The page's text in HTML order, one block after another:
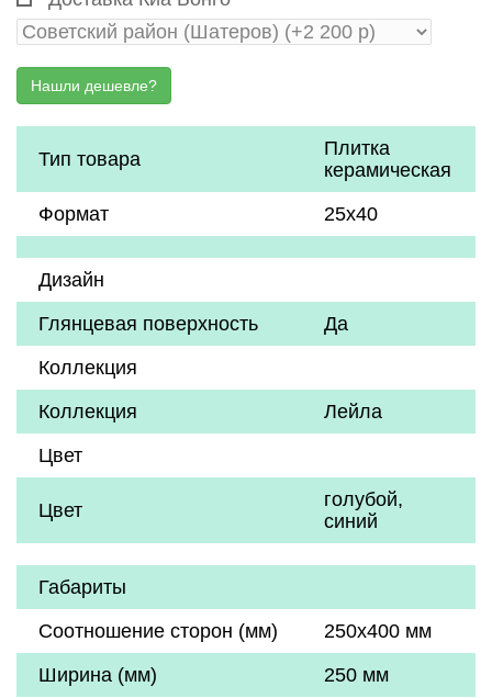
Тип товара
Плитка
керамическая
Формат
25х40
Дизайн
Глянцевая поверхность
Да
Коллекция
Коллекция
Лейла
Цвет
Цвет голубой,
синий
Габариты
Соотношение сторон (мм)
250x400 мм
Ширина (мм)
250 мм